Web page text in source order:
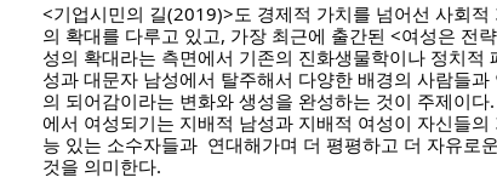
<기업시민의 길(2019)>도 경제적 가치를 넘어선 사회적
의 확대를 다루고 있고, 가장 최근에 출간된 <여성은 전
성의 확대라는 측면에서 기존의 진화생물학이나 정치적
성과 대문자 남성에서 탈주해서 다양한 배경의 사람들
의 되어감이라는 변화와 생성을 완성하는 것이 주제이
에서 여성되기는 지배적 남성과 지배적 여성이 자신들
능 있는 소수자들과  연대해가며 더 평평하고 더 자유로
것을 의미한다.